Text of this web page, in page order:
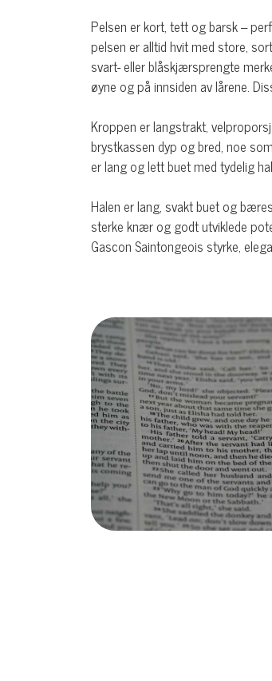
Pelsen er kort, tett og barsk –
pelsen er alltid hvit med store,
svart- eller blåskjærsprengte
øyne og på innsiden av lårene.
Kroppen er langstrakt,
brystkassen dyp og bred, noe
er lang og lett buet med tydelig
Halen er lang, svakt buet og
sterke knær og godt utviklede
Gascon Saintongeois styrke,